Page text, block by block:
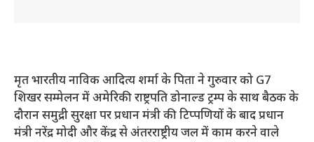
मृत भारतीय नाविक आदित्य शर्मा के पिता ने गुरुवार को G7
शिखर सम्मेलन में अमेरिकी राष्ट्रपति डोनाल्ड ट्रम्प के साथ बैठक के
दौरान समुद्री सुरक्षा पर प्रधान मंत्री की टिप्पणियों के बाद प्रधान
मंत्री नरेंद्र मोदी और केंद्र से अंतरराष्ट्रीय जल में काम करने वाले